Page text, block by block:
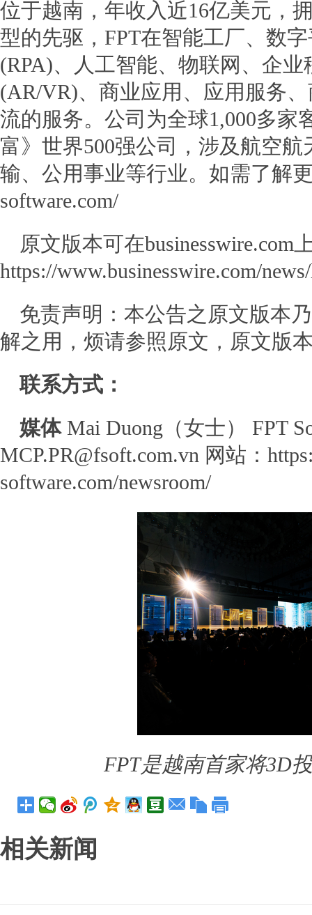
位于越南，年收入近16亿美元，
型的先驱，FPT在智能工厂、数
(RPA)、人工智能、物联网、企
(AR/VR)、商业应用、应用服务
流的服务。公司为全球1,000多家
富》世界500强公司，涉及航空
输、公用事业等行业。如需了解
software.com/
原文版本可在businesswire.com
https://www.businesswire.com/
免责声明：本公告之原文版本
解之用，烦请参照原文，原文版
联系方式：
媒体Mai Duong（女士）
FPT
MCP.PR@fsoft.com.vn 网站：
software.com/newsroom/
FPT是越南首家将3D
相关新闻